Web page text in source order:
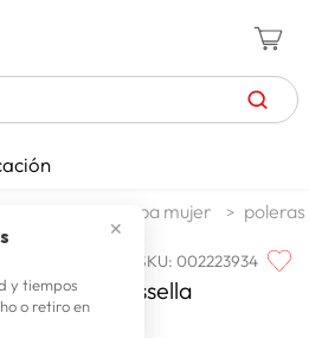
✕
y tiempos
o retiro en
ropa mujer
SKU:002223934
Squeeze Rossella